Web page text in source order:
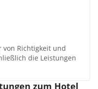
von Richtigkeit und
die Leistungen
zum Hotel